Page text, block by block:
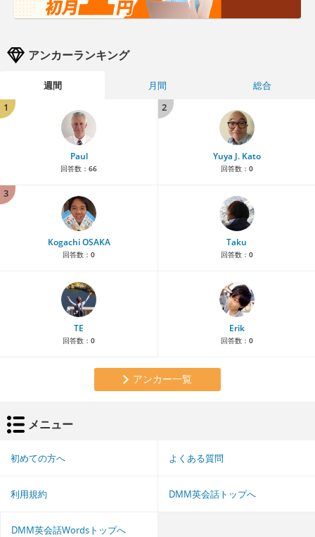
アンカーランキング
週間 月間
総合
1
Paul
回答数： 66
2
Yuya J. Kato
回答数： 0
3
Kogachi OSAKA
回答数： 0
Taku
回答数： 0
TE
回答数： 0
Erik
回答数： 0
アンカー一覧
メニュー
初めての方へ よくある質問
利用規約 DMM英会話トップへ
DMM英会話Wordsトップへ